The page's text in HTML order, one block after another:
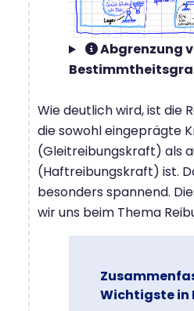
Abgrenzung
Wie deutlich wird, ist die
die sowohl eingeprägte
(Gleitreibungskraft) als
(Haftreibungskraft) ist.
besonders spannend.
wir uns beim Thema
Wichtigste in